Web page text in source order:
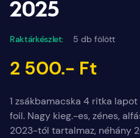
2025
Raktárkészlet: 5 db fölött
2 500.- Ft
1 zsákbamacska 4 ritka
foil. Nagy kieg.-es, zénes,
2023-tól tartalmaz, néhány